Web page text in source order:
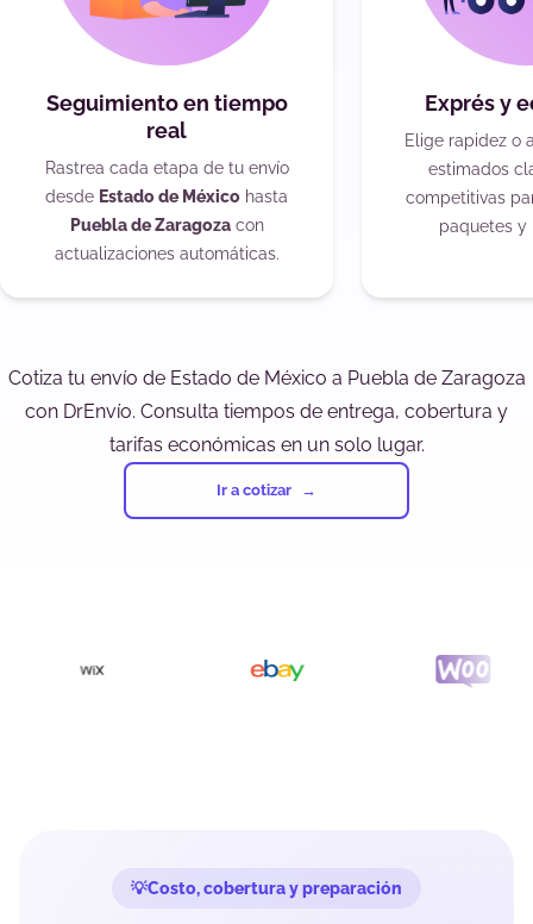
Seguimiento en tiempo
real
Rastrea cada etapa de tu envío
desde Estado de México hasta
Puebla de Zaragozacon
actualizaciones automáticas.
Exprés y
Elige rapidez o
estimados
competitivas
paquetes y
Cotiza tu envío de Estado de México a Puebla de Zaragoza
con DrEnvío. Consulta tiempos de entrega, cobertura y
tarifas económicas en un solo lugar.
Ir a cotizar
Costo, cobertura y preparación